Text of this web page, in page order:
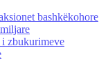
bashkëkohore
zbukurimeve